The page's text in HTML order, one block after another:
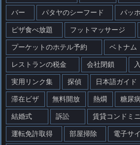
バー パタヤのシーフード パッ
ピザ食べ放題 フットマッサージ
プーケットのホテル予約 ベトナム
レストランの税金 会社閉鎖
実用リンク集 探偵 日本語ガイド
滞在ビザ 無料開放 熱燗 糖尿病
結婚式 訴訟 賃貸コンドミ
運転免許取得 部屋掃除 電子サ